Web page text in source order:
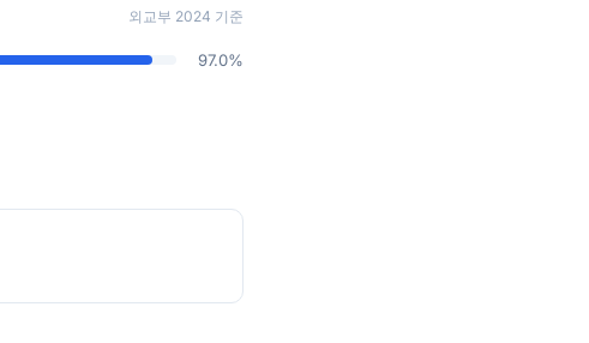
외교부 2024 기준
97.0%